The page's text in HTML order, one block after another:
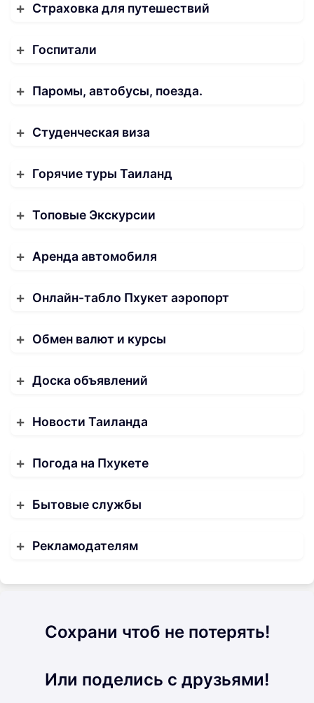
Страховка для путешествий
Госпитали
Паромы, автобусы, поезда.
Студенческая виза
Горячие туры Таиланд
Топовые Экскурсии
Аренда автомобиля
Онлайн-табло Пхукет аэропорт
Обмен валют и курсы
Доска объявлений
Новости Таиланда
Погода на Пхукете
Бытовые службы
Рекламодателям
Сохрани чтоб не потерять!
Или поделись с друзьями!